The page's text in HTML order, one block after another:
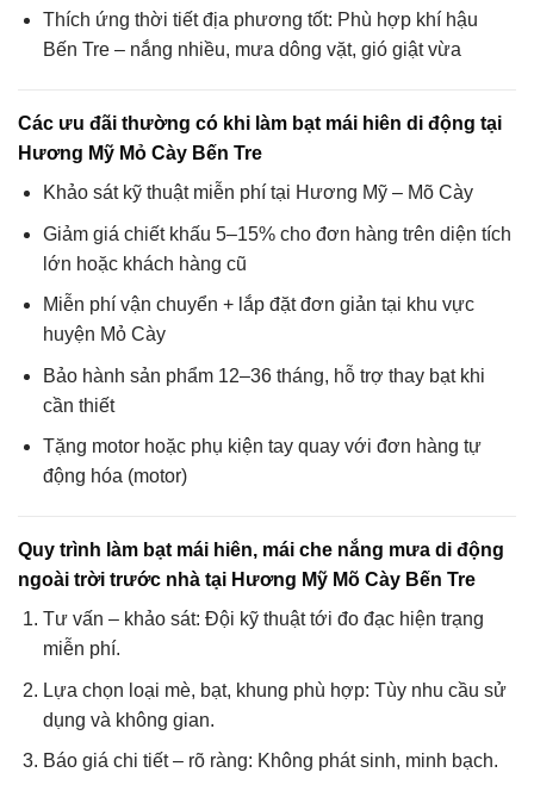
Thích ứng thời tiết địa phương tốt: Phù hợp khí hậu
Bến Tre – nắng nhiều, mưa dông vặt, gió giật vừa
Các ưu đãi thường có khi làm bạt mái hiên di động tại
Hương Mỹ Mỏ Cày Bến Tre
Khảo sát kỹ thuật miễn phí tại Hương Mỹ – Mõ Cày
Giảm giá chiết khấu 5–15% cho đơn hàng trên diện tích
lớn hoặc khách hàng cũ
Miễn phí vận chuyển + lắp đặt đơn giản tại khu vực
huyện Mỏ Cày
Bảo hành sản phẩm 12–36 tháng, hỗ trợ thay bạt khi
cần thiết
Tặng motor hoặc phụ kiện tay quay với đơn hàng tự
động hóa (motor)
Quy trình làm bạt mái hiên, mái che nắng mưa di động
ngoài trời trước nhà tại Hương Mỹ Mõ Cày Bến Tre
Tư vấn – khảo sát: Đội kỹ thuật tới đo đạc hiện trạng
miễn phí.
Lựa chọn loại mè, bạt, khung phù hợp: Tùy nhu cầu sử
dụng và không gian.
Báo giá chi tiết – rõ ràng: Không phát sinh, minh bạch.